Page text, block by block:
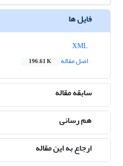
فایل ها
اصل مقاله
196.61 K
سابقه مقاله
هم رسانی
ارجاع به این مقاله